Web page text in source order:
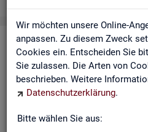
Wir möchten unsere Online-
anpassen. Zu diesem Zweck
Cookies ein. Entscheiden Sie
Sie zulassen. Die Arten von
beschrieben. Weitere
Datenschutzerklärung.
Bitte wählen Sie aus:
In der Me­dia­thek fin­den Sie
zu zen­tra­len The­men der
Vi­deo­an­ge­bot nach und nach.
zu einem be­stimm­ten Thema?